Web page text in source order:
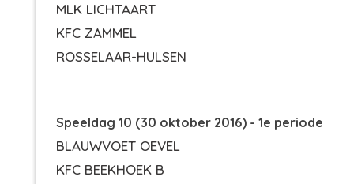
MLK LICHTAART
KFC ZAMMEL
ROSSELAAR-HULSEN
Speeldag 10 (30 oktober 2016) - 1e periode
BLAUWVOET OEVEL
KFC BEEKHOEK B